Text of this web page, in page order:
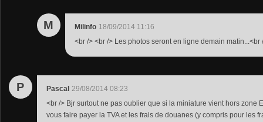
M Milinfo 18/09/2014 11:16
<br /> <br /> Les photos seront en ligne demain matin...<br
P Pascal 29/08/2014 08:23
<br /> Bjr surtout ne pas oublier que si la miniature vient hors zone
vous faire payer la TVA et les frais de douanes (y compris pour les